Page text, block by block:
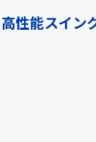
高性能スイン